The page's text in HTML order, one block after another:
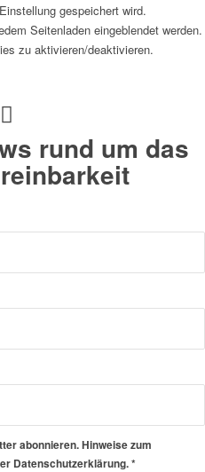
gespeichert wird.
Seitenladen eingeblendet werden.
zu aktivieren/deaktivieren.
rund um das
abonnieren. Hinweise zum
Datenschutzerklärung.*